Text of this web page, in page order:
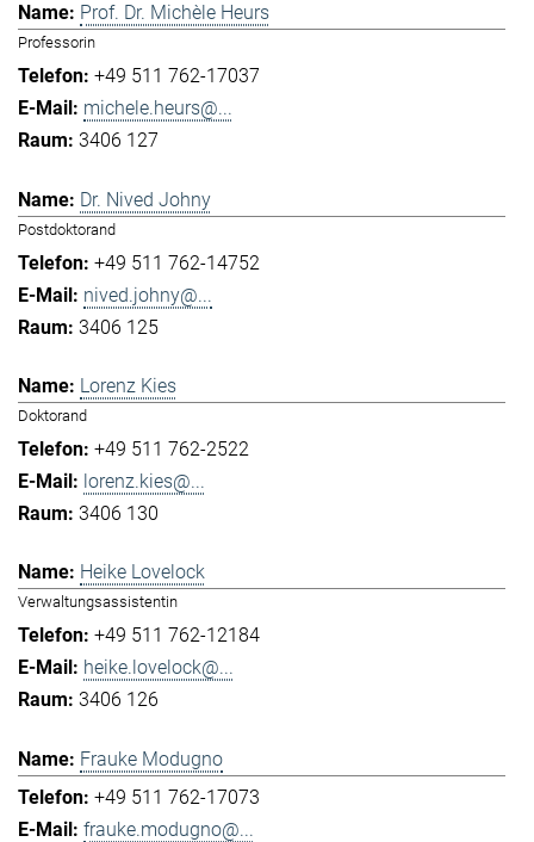
Prof. Dr. Michèle Heurs
Professorin
+49 511 762-17037
michele.heurs@...
3406 127
Dr. Nived Johny
Postdoktorand
+49 511 762-14752
nived.johny@...
3406 125
Lorenz Kies
Doktorand
+49 511 762-2522
lorenz.kies@...
3406 130
Heike Lovelock
Verwaltungsassistentin
+49 511 762-12184
heike.lovelock@...
3406 126
Frauke Modugno
+49 511 762-17073
frauke.modugno@...